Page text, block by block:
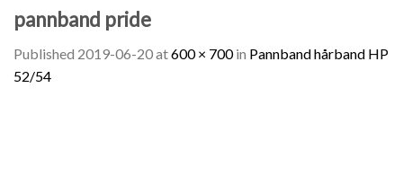
pannband pride
Published 2019-06-20at600 × 700in Pannband hårband HP
52/54